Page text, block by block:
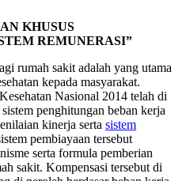
KHUSUS
REMUNERASI”
rumah sakit adalah yang utama
kepada masyarakat.
Nasional 2014 telah di
penghitungan beban kerja
kinerja serta sistem
pembiayaan tersebut
serta formula pemberian
sakit. Kompensasi tersebut di